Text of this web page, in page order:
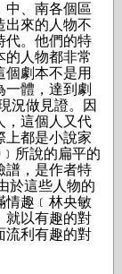
中、南各個區
出來的人物不
代。他們的特
的人物都非常
個劇本不是用
一體，達到劇
況做見證。因
，這個人又代
上都是小說家
所說的扁平的
譜，是作者特
於這些人物的
情趣﹝林央敏
就以有趣的對
流利有趣的對